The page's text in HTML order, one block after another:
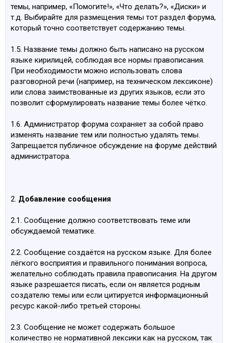
темы, например, «Помогите!», «Что делать?», «Диски» и
т.д. Выбирайте для размещения темы тот раздел форума,
который точно соответствует содержанию темы.
1.5. Название темы должно быть написано на русском
языке кирилицей, соблюдая все нормы правописания.
При необходимости можно использовать слова
разговорной речи (например, на техническом лексиконе)
или слова заимствованные из других языков, если это
позволит сформулировать название темы более чётко.
1.6. Администратор форума сохраняет за собой право
изменять название тем или полностью удалять темы.
Запрещается публичное обсуждение на форуме действий
администратора.
2. Добавление сообщения
2.1. Сообщение должно соответствовать теме или
обсуждаемой тематике.
2.2. Сообщение создаётся на русском языке. Для более
лёгкого восприятия и правильного понимания вопроса,
желательно соблюдать правила правописания. На другом
языке разрешается писать, если он является родным
создателю темы или если цитируется информационный
ресурс какой-либо третьей стороны.
2.3. Сообщение не может содержать большое
количество не нормативной лексики как на русском, так